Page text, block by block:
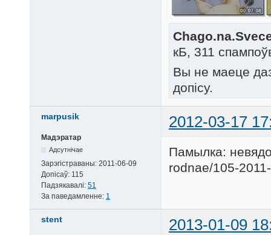
кБ, 311
Вы не маеце
допісу.
marpusik 2012-03-17
Мадэратар
Адсутнічае
Зарэгістраваны: 2011-06-09
Допісаў: 115
Падзякавалі: 51
За паведамленне: 1
Памылка:
rodnae/105-
stent 2013-01-09